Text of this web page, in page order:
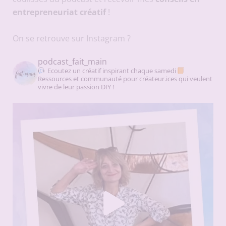
entrepreneuriat créatif!
On se retrouve sur Instagram ?
podcast_fait_main
Ecoutez un créatif inspirant chaque samedi
Ressources et communauté pour créateur.ices qui veulent
vivre de leur passion DIY !